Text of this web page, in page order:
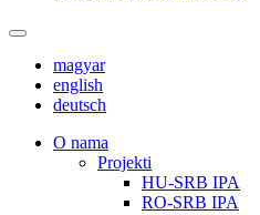
magyar
english
deutsch
О nama
Projekti
HU-SRB IPA
RO-SRB IPA